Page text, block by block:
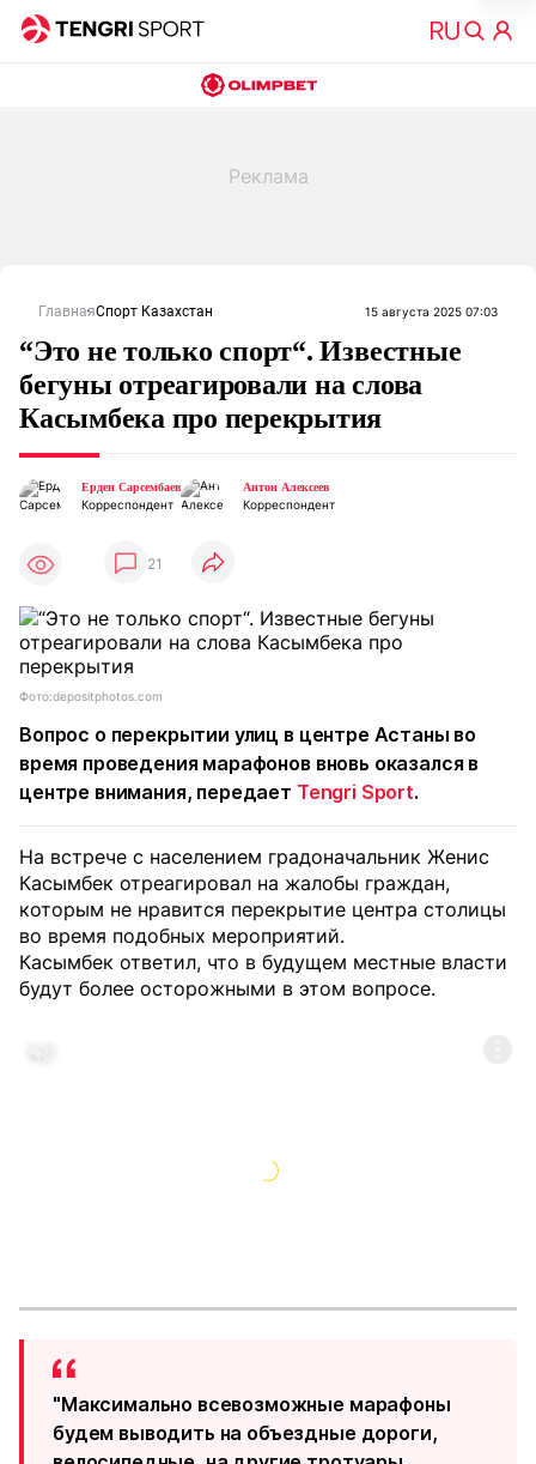
ГлавнаяСпорт Казахстан 15 августа 2025 07:03
“Это не только спорт“. Известные
бегуны отреагировали на слова
Касымбека про перекрытия
Ерден Сарсембаев
Корреспондент
Антон Алексеев
Корреспондент
21
Фото:depositphotos.com
Вопрос о перекрытии улиц в центре Астаны во
время проведения марафонов вновь оказался в
центре внимания, передает Tengri Sport.
На встрече с населением градоначальник Жениc
Касымбек отреагировал на жалобы граждан,
которым не нравится перекрытие центра столицы
во время подобных мероприятий.
Касымбек ответил, что в будущем местные власти
будут более осторожными в этом вопросе.
"Максимально всевозможные марафоны
будем выводить на объездные дороги,